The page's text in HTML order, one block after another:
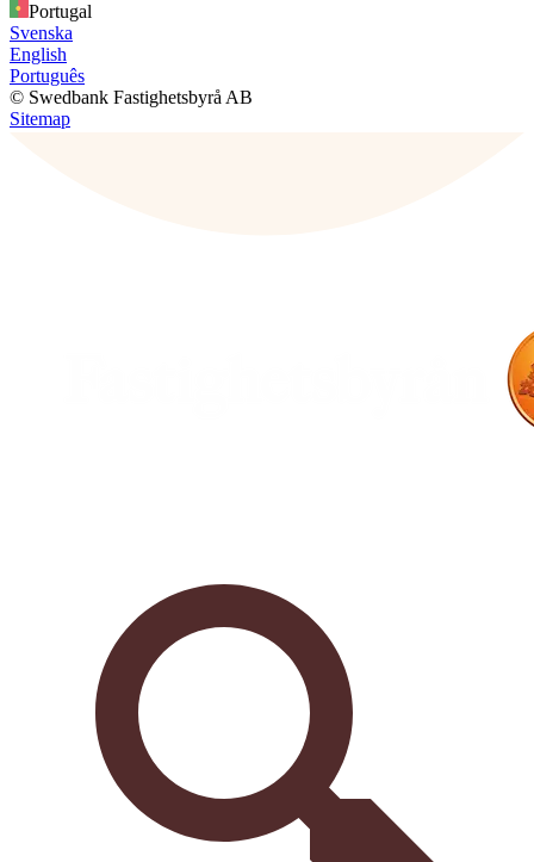
Portugal
Svenska
English
Português
© Swedbank Fastighetsbyrå AB
Sitemap